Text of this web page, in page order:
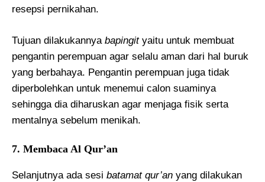
resepsi pernikahan.
Tujuan dilakukannya bapingit yaitu untuk membuat
pengantin perempuan agar selalu aman dari hal buruk
yang berbahaya. Pengantin perempuan juga tidak
diperbolehkan untuk menemui calon suaminya
sehingga dia diharuskan agar menjaga fisik serta
mentalnya sebelum menikah.
7. Membaca Al Qur’an
Selanjutnya ada sesi batamat qur’an yang dilakukan